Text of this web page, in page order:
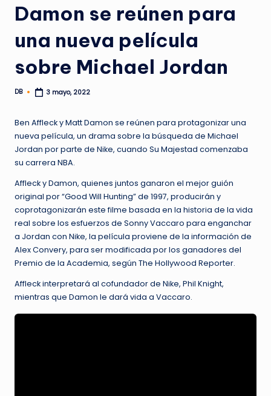
Damon se reúnen para
una nueva película
sobre Michael Jordan
Publicado
DB 3 mayo, 2022
Ben Affleck y Matt Damon se reúnen para protagonizar una
nueva película, un drama sobre la búsqueda de Michael
Jordan por parte de Nike, cuando Su Majestad comenzaba
su carrera NBA.
Affleck y Damon, quienes juntos ganaron el mejor guión
original por “Good Will Hunting” de 1997, producirán y
coprotagonizarán este filme basada en la historia de la vida
real sobre los esfuerzos de Sonny Vaccaro para enganchar
a Jordan con Nike, la película proviene de la información de
Alex Convery, para ser modificada por los ganadores del
Premio de la Academia, según The Hollywood Reporter.
Affleck interpretará al cofundador de Nike, Phil Knight,
mientras que Damon le dará vida a Vaccaro.